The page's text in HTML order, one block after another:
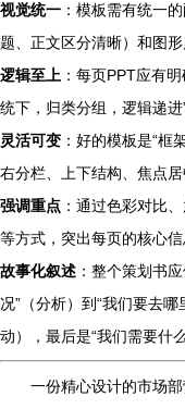
视觉统一 ：模板需有统一
题、正文区分清晰）和图形
逻辑至上 ：每页PPT应有
统下，归类分组，逻辑递进
灵活可变 ：好的模板是“框
右分栏、上下结构、焦点
强调重点 ：通过色彩对比
等方式，突出每页的核心信
故事化叙述 ：整个策划书
况”（分析）到“我们要去
动），最后是“我们需要什
一份精心设计的市场